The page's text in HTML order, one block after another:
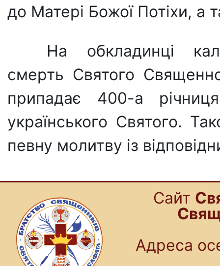
до Матері Божої Потіхи, а
На обкладинці
смерть Святого
припадає 400-а
українського Святого.
певну молитву із
Cайт
Адреса